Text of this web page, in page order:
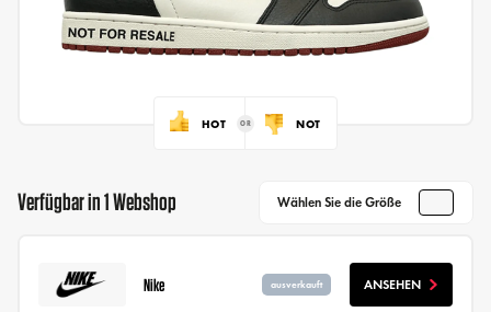
HOT NOT
Verfügbar in 1 Webshop Wählen Sie die Größe
Nike ausverkauft ANSEHEN